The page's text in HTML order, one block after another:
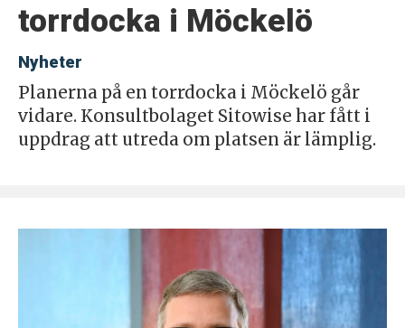
torrdocka i Möckelö
Nyheter
Planerna på en torrdocka i Möckelö går
vidare. Konsultbolaget Sitowise har fått i
uppdrag att utreda om platsen är lämplig.